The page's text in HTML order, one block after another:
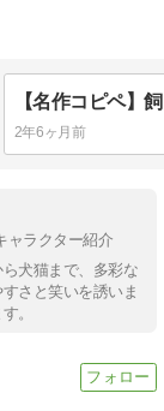
2年6ヶ月前
ャラクター紹介
犬猫まで、多彩な
さと笑いを誘いま
。